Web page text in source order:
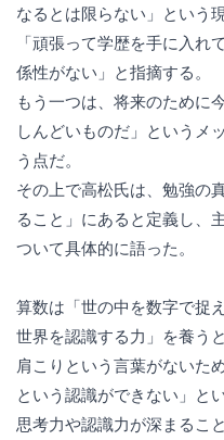
なるとは限らない」という
「頑張って学歴を手に入
係性がない」と指摘する。
もう一つは、将来のために
しんどいものだ」というメ
う点だ。
その上で高松氏は、勉強の
ること」にあると定義し、
ついて具体的に語った。
算数は「世の中を数字で捉
世界を認識する力」を養う
肩こりという言葉がないた
という認識ができない」と
思考力や認識力が深まるこ